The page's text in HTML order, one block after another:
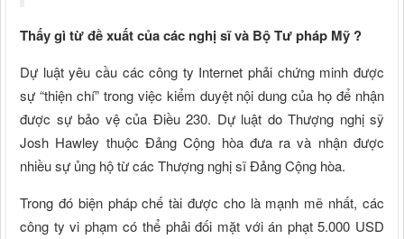
Thấy gì từ đề xuất của các nghị sĩ và Bộ Tư pháp Mỹ ?
Dự luật yêu cầu các công ty Internet phải chứng minh được
sự “thiện chí” trong việc kiểm duyệt nội dung của họ để nhận
được sự bảo vệ của Điều 230. Dự luật do Thượng nghị sỹ
Josh Hawley thuộc Đảng Cộng hòa đưa ra và nhận được
nhiều sự ủng hộ từ các Thượng nghị sĩ Đảng Cộng hòa.
Trong đó biện pháp chế tài được cho là mạnh mẽ nhất, các
công ty vi phạm có thể phải đối mặt với án phạt 5.000 USD